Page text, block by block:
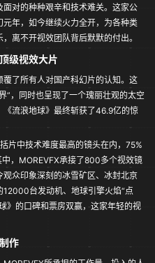
对的种种艰辛和技术难关。这家公
年，如今继续火力全开，为各种类
离不开视效团队背后默默的付出。
级视效大片
了所有人对国产科幻片的认知。这
”，同时也呈现了一个瑰丽壮观的太空
流浪地球》最终斩获了46.9亿的惊
片中技术难度最高的镜头在内，75%
，MOREVFX承接了800多个视效镜
众印象深刻的冰雪矿区、冰封北京
台发动机、地球引擎火焰“点
》的口碑和票房双赢，这家年轻的视
作